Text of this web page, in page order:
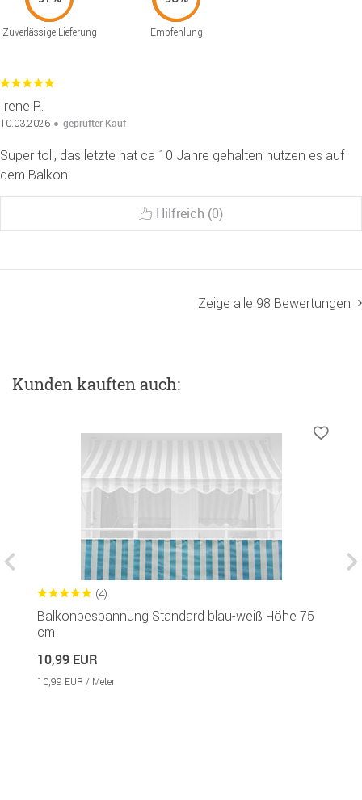
Zuverlässige Lieferung Empfehlung
Irene R.
10.03.2026 geprüfter Kauf
Super toll, das letzte hat ca 10 Jahre gehalten nutzen es auf
dem Balkon
Hilfreich (0)
Zeige alle 98 Bewertungen
Kunden kauften auch:
(4)
Balkonbespannung Standard blau-weiß Höhe 75
cm
10,99 EUR
10,99 EUR / Meter